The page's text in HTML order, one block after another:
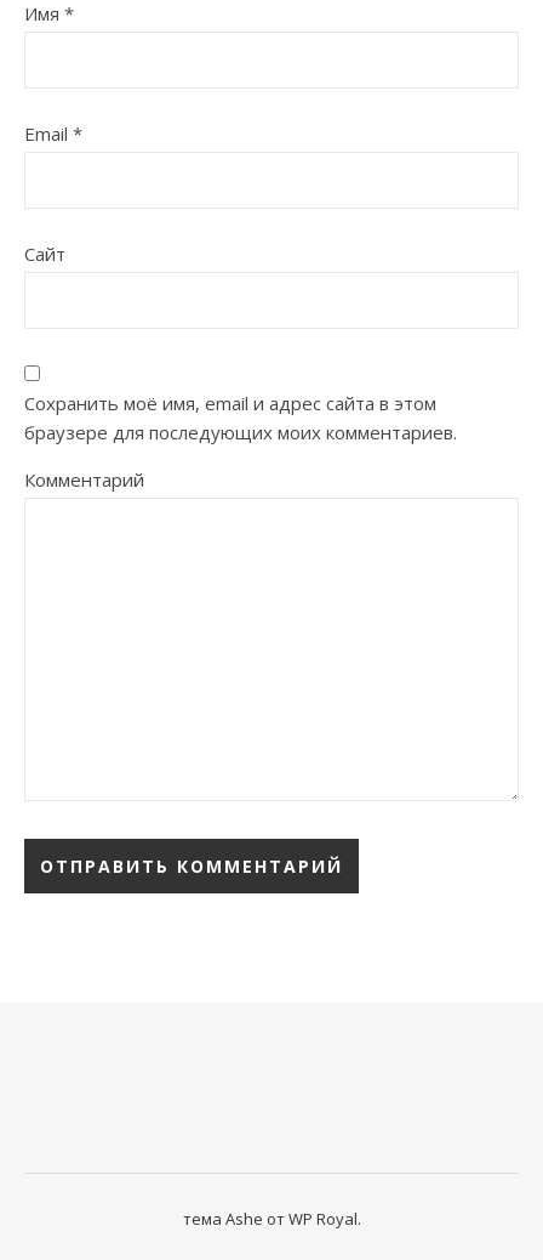
Имя *
Email *
Сайт
Сохранить моё имя, email и адрес сайта в этом
браузере для последующих моих комментариев.
Комментарий
тема Ashe отWP Royal.